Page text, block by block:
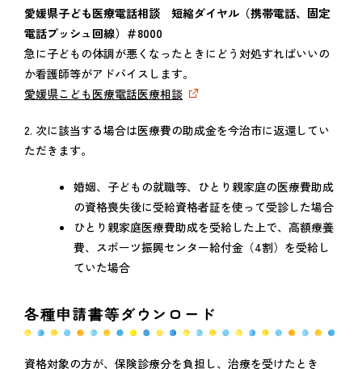
愛媛県子ども医療電話相談 短縮ダイヤル（携帯電話、固定
電話プッシュ回線）＃8000
急に子どもの体調が悪くなったときにどう対処すればいいの
か看護師等がアドバイスします。
愛媛県こども医療電話医療相談
2. 次に該当する場合は医療費の助成金を今治市に返還してい
ただきます。
婚姻、子どもの就職等、ひとり親家庭の医療費助成
の資格喪失後に受給資格者証を使って受診した場合
ひとり親家庭医療費助成を受給した上で、高額療養
費、スポーツ振興センター給付金（4割）を受給し
ていた場合
各種申請書等ダウンロード
資格対象の方が、保険診療分を負担し、治療を受けたとき